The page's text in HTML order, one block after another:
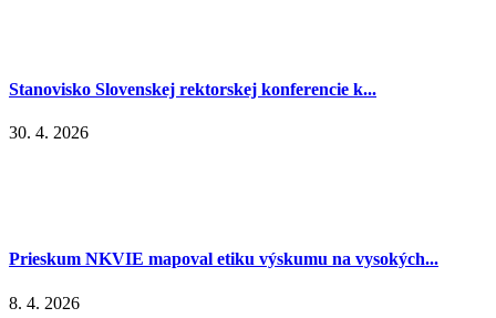
Stanovisko Slovenskej rektorskej konferencie k...
30. 4. 2026
Prieskum NKVIE mapoval etiku výskumu na vysokých...
8. 4. 2026